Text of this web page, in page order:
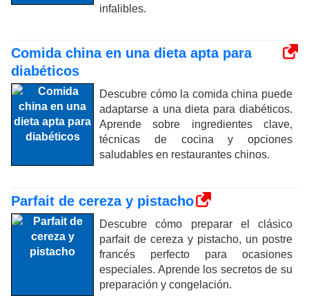
infalibles.
Comida china en una dieta apta para
diabéticos
Descubre cómo la comida china puede
adaptarse a una dieta para diabéticos.
Aprende sobre ingredientes clave,
técnicas de cocina y opciones
saludables en restaurantes chinos.
Parfait de cereza y pistacho
Descubre cómo preparar el clásico
parfait de cereza y pistacho, un postre
francés perfecto para ocasiones
especiales. Aprende los secretos de su
preparación y congelación.